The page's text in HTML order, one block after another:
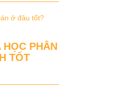
HỌC PHÂN
TỐT